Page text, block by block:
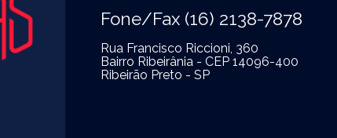
Fone/Fax (16) 2138-7878
Rua Francisco Riccioni, 360
Bairro Ribeirânia - CEP 14096-400
Ribeirão Preto - SP